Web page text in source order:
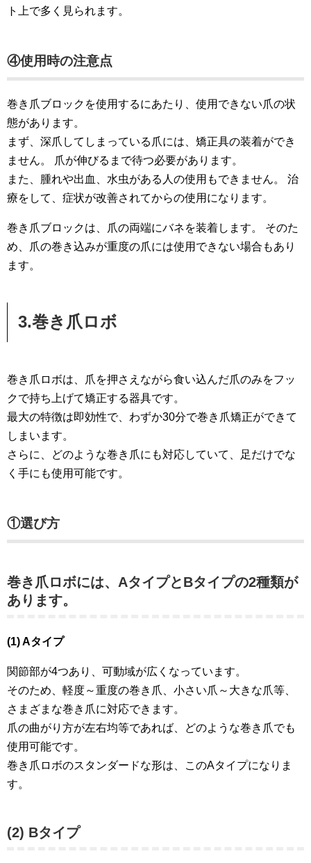
ト上で多く見られます。
④使用時の注意点
巻き爪ブロックを使用するにあたり、使用できない爪の状
態があります。
まず、深爪してしまっている爪には、矯正具の装着ができ
ません。 爪が伸びるまで待つ必要があります。
また、腫れや出血、水虫がある人の使用もできません。 治
療をして、症状が改善されてからの使用になります。
巻き爪ブロックは、爪の両端にバネを装着します。 そのた
め、爪の巻き込みが重度の爪には使用できない場合もあり
ます。
3.巻き爪ロボ
巻き爪ロボは、爪を押さえながら食い込んだ爪のみをフッ
クで持ち上げて矯正する器具です。
最大の特徴は即効性で、わずか30分で巻き爪矯正ができて
しまいます。
さらに、どのような巻き爪にも対応していて、足だけでな
く手にも使用可能です。
①選び方
巻き爪ロボには、AタイプとBタイプの2種類が
あります。
(1) Aタイプ
関節部が4つあり、可動域が広くなっています。
そのため、軽度～重度の巻き爪、小さい爪～大きな爪等、
さまざまな巻き爪に対応できます。
爪の曲がり方が左右均等であれば、どのような巻き爪でも
使用可能です。
巻き爪ロボのスタンダードな形は、このAタイプになりま
す。
(2) Bタイプ